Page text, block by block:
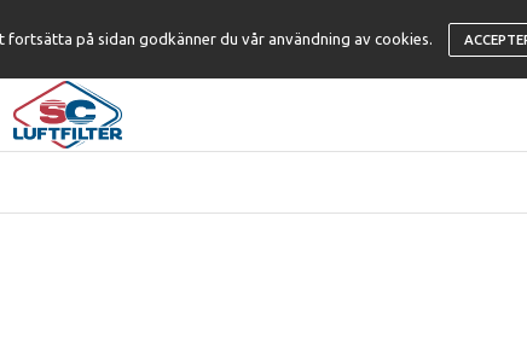
fortsätta på sidan godkänner du vår användning av cookies.